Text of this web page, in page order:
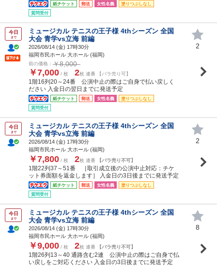
紙チケット 郵送 女性名義
塗りつぶしなし
質問受付
今日
まで
ミュージカル テニスの王子様 4thシーズン 全国
大会 青学vs立海 前編
2026/08/14 (金) 17時30分
福岡市民ホール 大ホール (福岡)
前の価格： ￥8,000
￥7,000 / 枚 2枚 連番 【バラ売り可】
1階16列20～24番 公演中止の際はご自身で払い戻しく
ださい 入金日の翌日までに発送予定
紙チケット 郵送 女性名義
塗りつぶしなし
質問受付
2
今日
まで
ミュージカル テニスの王子様 4thシーズン 全国
大会 青学vs立海 前編
2026/08/14 (金) 17時30分
福岡市民ホール 大ホール (福岡)
￥7,800 / 枚 2枚 連番 【バラ売り不可】
1階22列37～51番 ［取引成立後の公演中止対応：チケ
ット券面額を返金します］ 入金日の3日後までに発送予定
紙チケット 郵送 女性名義
塗りつぶしなし
質問受付
2
今日
まで
ミュージカル テニスの王子様 4thシーズン 全国
大会 青学vs立海 前編
2026/08/14 (金) 17時30分
福岡市民ホール 大ホール (福岡)
￥9,000 / 枚 2枚 連番 【バラ売り不可】
1階26列13～40 通路含む2連 公演中止の際はご自身で払
い戻しをご対応ください 入金日の3日後までに発送予定
8